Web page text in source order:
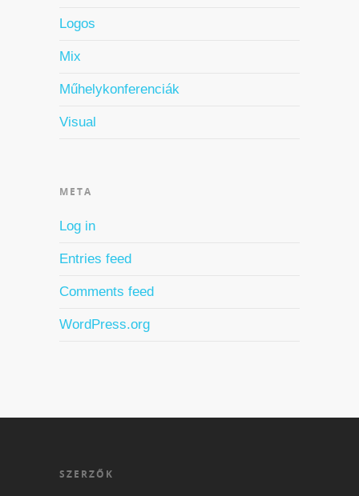
Logos
Mix
Műhelykonferenciák
Visual
META
Log in
Entries feed
Comments feed
WordPress.org
SZERZŐK